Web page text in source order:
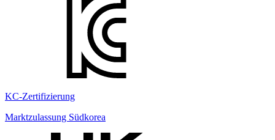
KC-Zertifizierung
Marktzulassung Südkorea